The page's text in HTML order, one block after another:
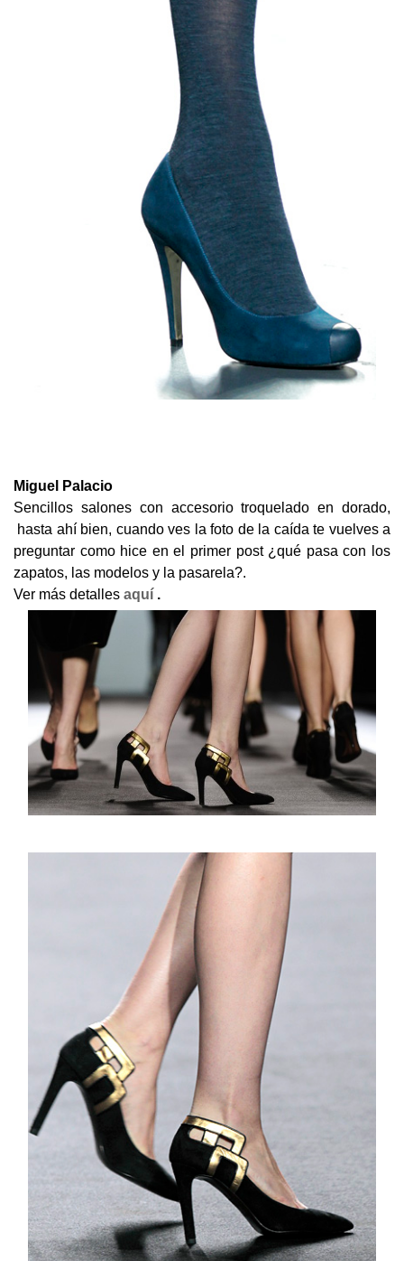
Miguel Palacio
Sencillos salones con accesorio troquelado en dorado,
hasta ahí bien, cuando ves la foto de la caída te vuelves a
preguntar como hice en el primer post ¿qué pasa con los
zapatos, las modelos y la pasarela?.
Ver más detalles aquí .